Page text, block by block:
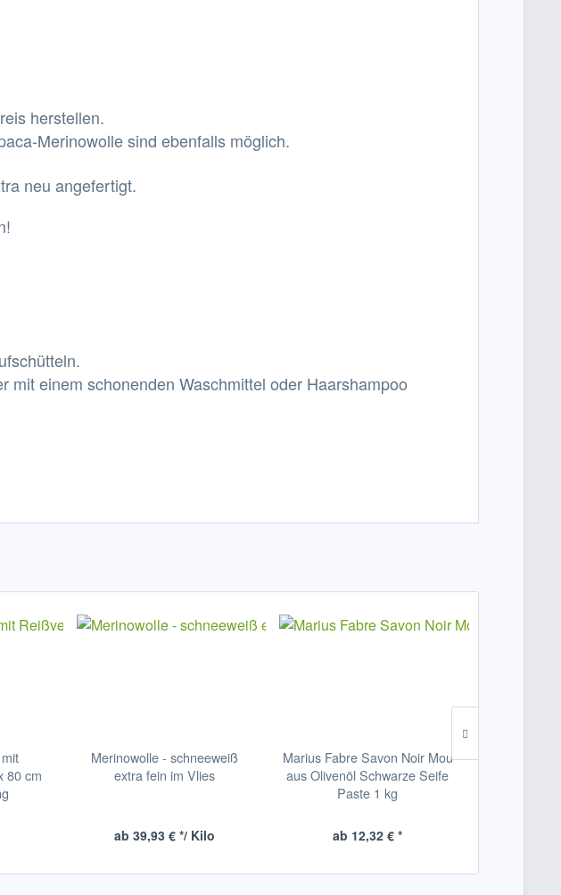
herstellen.
Merinowolle sind ebenfalls möglich.
neu angefertigt.
einem schonenden Waschmittel oder Haarshampoo
80 cm
Merinowolle - schneeweiß
extra fein im Vlies
ab 39,93 € */ Kilo
Marius Fabre Savon Noir Mou
aus Olivenöl Schwarze Seife
Paste 1 kg
ab 12,32 € *